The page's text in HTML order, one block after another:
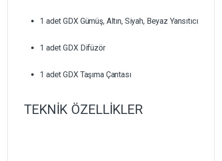
1 adet GDX Gümüş, Altın, Siyah, Beyaz Yansıtıcı
1 adet GDX Difüzör
1 adet GDX Taşıma Çantası
TEKNİK ÖZELLİKLER